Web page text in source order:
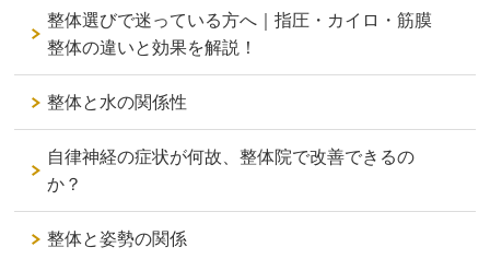
整体選びで迷っている方へ｜指圧・カイロ・筋膜
整体の違いと効果を解説！
整体と水の関係性
自律神経の症状が何故、整体院で改善できるの
か？
整体と姿勢の関係